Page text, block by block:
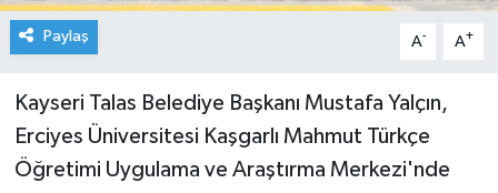
Paylaş A- A+
Kayseri Talas Belediye Başkanı Mustafa Yalçın,
Erciyes Üniversitesi Kaşgarlı Mahmut Türkçe
Öğretimi Uygulama ve Araştırma Merkezi'nde